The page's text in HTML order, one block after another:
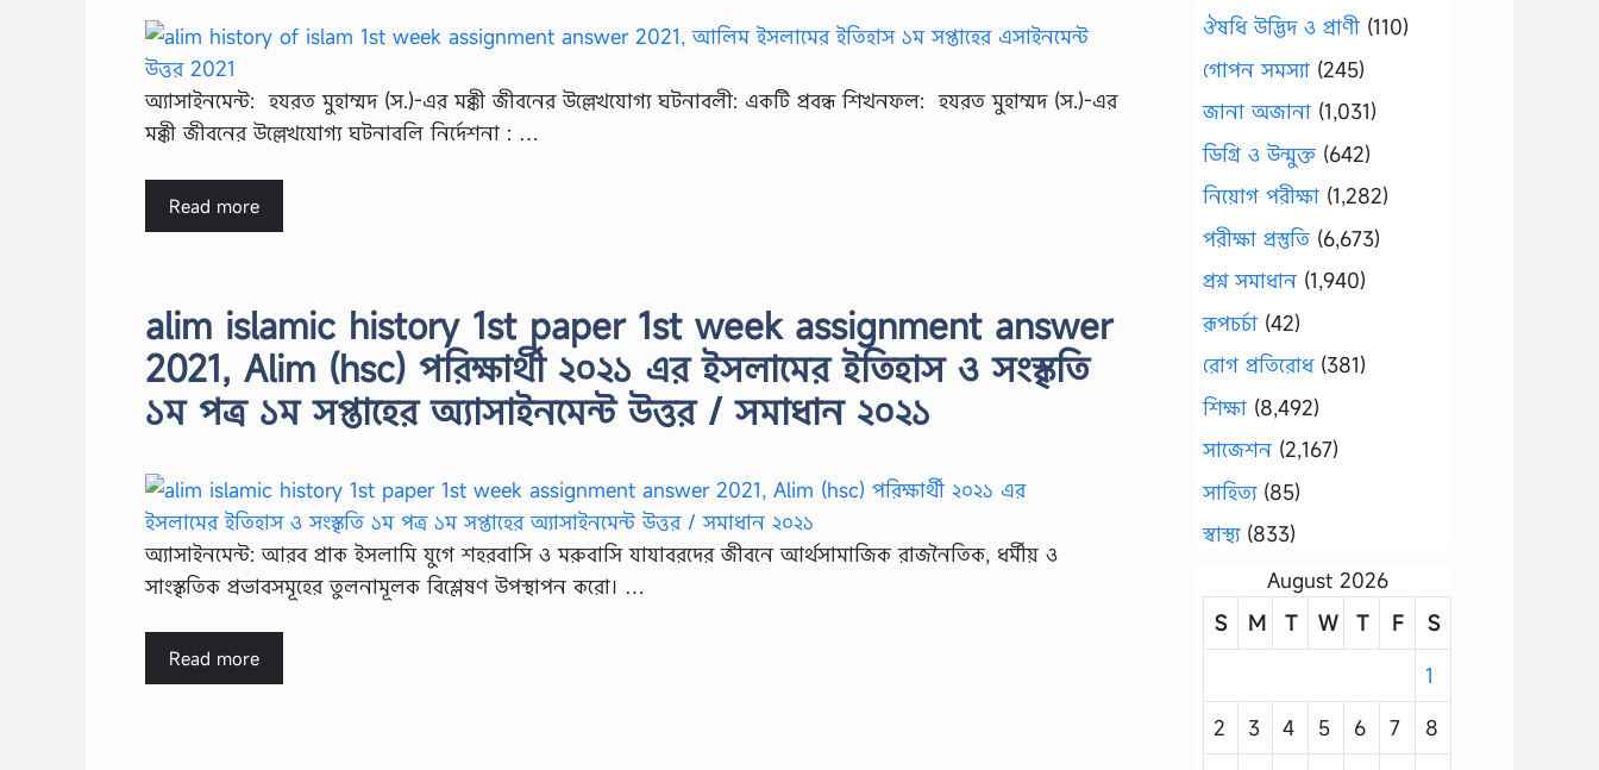
অ্যাসাইনমেন্ট: হযরত মুহাম্মদ (স.)-এর মক্কী জীবনের উল্লেখযোগ্য ঘটনাবলী: একটি প্রবন্ধ শিখনফল: হযরত মুহাম্মদ (স.)-এর
মক্কী জীবনের উল্লেখযোগ্য ঘটনাবলি নির্দেশনা : …
Read more
alim islamic history 1st paper 1st week assignment answer
2021, Alim (hsc) পরিক্ষার্থী ২০২১ এর ইসলামের ইতিহাস ও সংস্কৃতি
১ম পত্র ১ম সপ্তাহের অ্যাসাইনমেন্ট উত্তর / সমাধান ২০২১
অ্যাসাইনমেন্ট: আরব প্রাক ইসলামি যুগে শহরবাসি ও মরুবাসি যাযাবরদের জীবনে আর্থসামাজিক রাজনৈতিক, ধর্মীয় ও
সাংস্কৃতিক প্রভাবসমূহের তুলনামূলক বিশ্লেষণ উপস্থাপন করাে। …
Read more
ঔষধি উদ্ভিদ ও প্রাণী (110)
গোপন সমস্যা (245)
জানা অজানা (1,031)
ডিগ্রি ও উন্মুক্ত (642)
নিয়োগ পরীক্ষা (1,282)
পরীক্ষা প্রস্তুতি (6,673)
প্রশ্ন সমাধান (1,940)
রূপচর্চা (42)
রোগ প্রতিরোধ(381)
শিক্ষা (8,492)
সাজেশন (2,167)
সাহিত্য(85)
স্বাস্থ্য(833)
August 2026
S
M T W T F
S
1
2
3 4 5 6 7
8